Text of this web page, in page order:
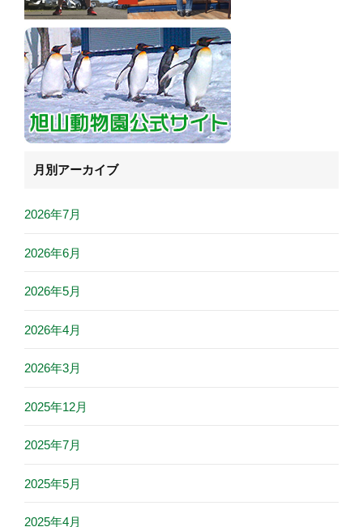
月別アーカイブ
2026年7月
2026年6月
2026年5月
2026年4月
2026年3月
2025年12月
2025年7月
2025年5月
2025年4月